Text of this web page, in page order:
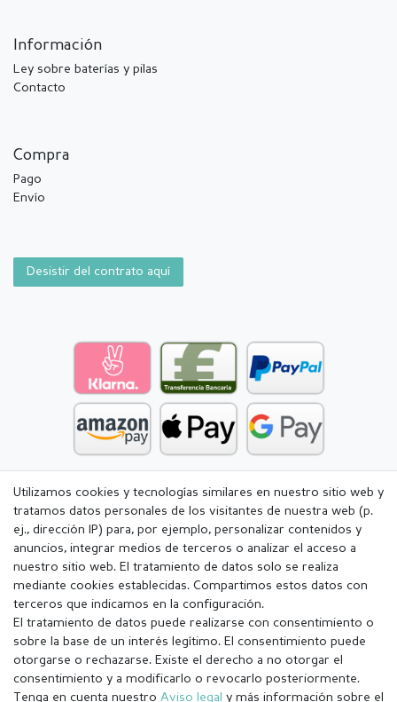
Información
Ley sobre baterías y pilas
Contacto
Compra
Pago
Envío
Desistir del contrato aquí
Utilizamos cookies y tecnologías similares en nuestro sitio web y
tratamos datos personales de los visitantes de nuestra web (p.
ej., dirección IP) para, por ejemplo, personalizar contenidos y
anuncios, integrar medios de terceros o analizar el acceso a
nuestro sitio web. El tratamiento de datos solo se realiza
mediante cookies establecidas. Compartimos estos datos con
terceros que indicamos en la configuración.
El tratamiento de datos puede realizarse con consentimiento o
sobre la base de un interés legítimo. El consentimiento puede
otorgarse o rechazarse. Existe el derecho a no otorgar el
consentimiento y a modificarlo o revocarlo posteriormente.
Tenga en cuenta nuestro Aviso legal y más información sobre el